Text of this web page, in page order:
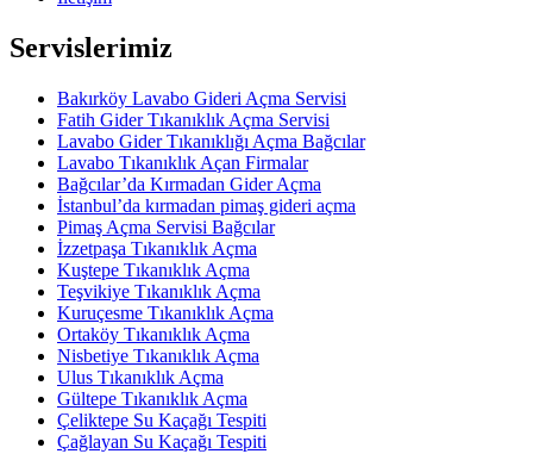
Servislerimiz
Bakırköy Lavabo Gideri Açma Servisi
Fatih Gider Tıkanıklık Açma Servisi
Lavabo Gider Tıkanıklığı Açma Bağcılar
Lavabo Tıkanıklık Açan Firmalar
Bağcılar’da Kırmadan Gider Açma
İstanbul’da kırmadan pimaş gideri açma
Pimaş Açma Servisi Bağcılar
İzzetpaşa Tıkanıklık Açma
Kuştepe Tıkanıklık Açma
Teşvikiye Tıkanıklık Açma
Kuruçesme Tıkanıklık Açma
Ortaköy Tıkanıklık Açma
Nisbetiye Tıkanıklık Açma
Ulus Tıkanıklık Açma
Gültepe Tıkanıklık Açma
Çeliktepe Su Kaçağı Tespiti
Çağlayan Su Kaçağı Tespiti